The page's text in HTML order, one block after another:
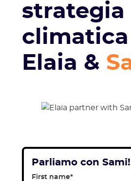
strategia
climatica
Elaia &
Parliamo con Sami!
First name*